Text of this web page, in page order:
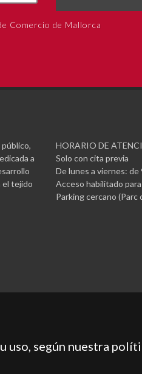
Comercio de Mallorca
a
el tejido
HORARIO DE
Solo con cita previa
De lunes a viernes: de
Acceso habilitado
Parking cercano (Parc
uso, según nuestra